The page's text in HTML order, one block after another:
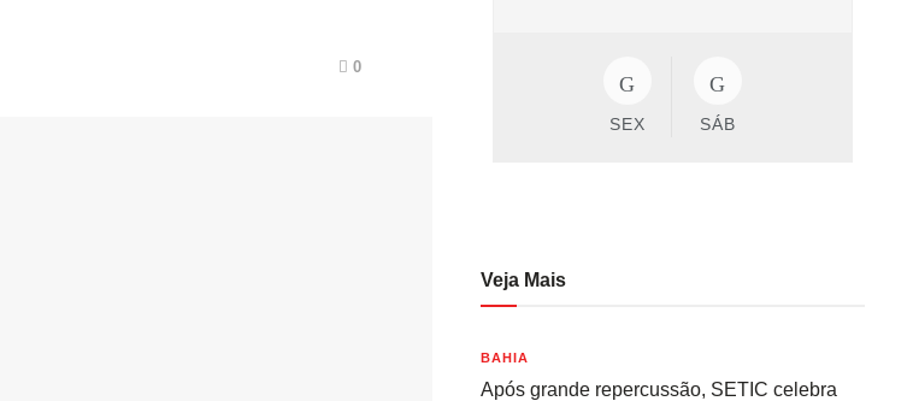
0
SEX SÁB
Veja Mais
BAHIA
Após grande repercussão, SETIC celebra